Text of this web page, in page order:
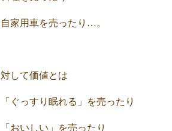
自家用車を売ったり…。
対して価値とは
「ぐっすり眠れる」を売ったり
「おいしい」を売ったり